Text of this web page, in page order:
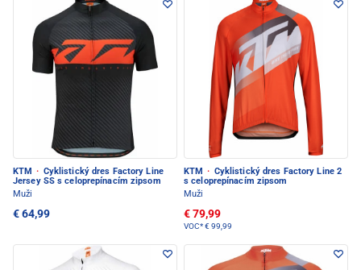
KTM · Cyklistický dres Factory Line
Jersey SS s celoprepínacím zipsom
Muži
€ 64,99
KTM · Cyklistický dres Factory Line 2
s celoprepínacím zipsom
Muži
€ 79,99
VOC*€ 99,99